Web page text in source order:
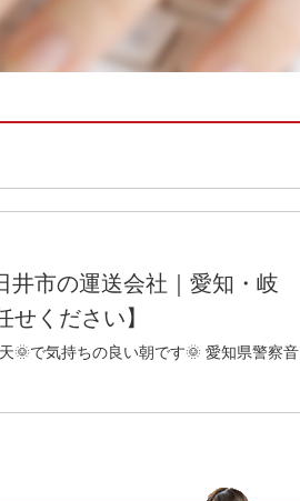
井市の運送会社｜愛知・岐
ください】
🌞で気持ちの良い朝です🌞 愛知県警察音